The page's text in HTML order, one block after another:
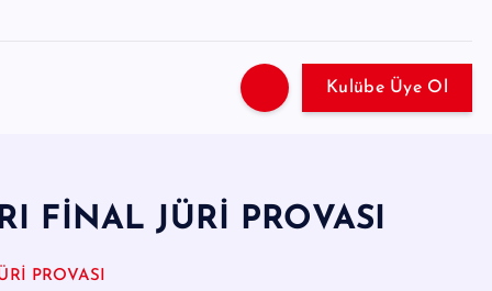
Kulübe Üye Ol
FİNAL JÜRİ PROVASI
PROVASI